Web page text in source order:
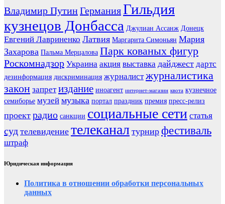
Владимир ПутинГерманияГильдия
кузнецов Донбасса Джулиан Ассанж Донецк
Евгений Лавриненко Латвия Маргарита Симоньян Мария
Захарова Пальма Мерцалова Парк кованых фигур
Роскомнадзор Украина акция выставка дайджест дартс
дезинформация дискриминация журналист журналистика
закон запрет издание иноагент интернет-магазин квота кузнечное
семиборье музей музыка портал праздник премия пресс-релиз
проект радио санкции социальные сети статья
суд телевидение телеканал турнир фестиваль
штраф
Юридическая информация
Политика в отношении обработки персональных
данных